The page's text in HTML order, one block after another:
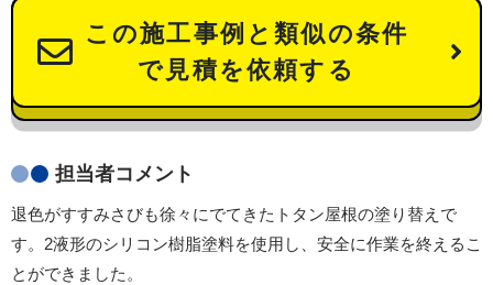
この施工事例と類似の条件
で見積を依頼する
担当者コメント
退色がすすみさびも徐々にでてきたトタン屋根の塗り替えで
す。2液形のシリコン樹脂塗料を使用し、安全に作業を終えるこ
とができました。